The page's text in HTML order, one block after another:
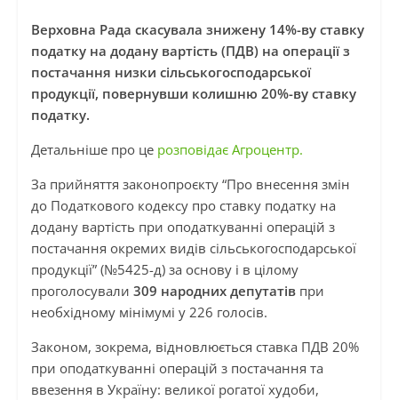
Верховна Рада скасувала знижену 14%-ву ставку
податку на додану вартість (ПДВ) на операції з
постачання низки сільськогосподарської
продукції, повернувши колишню 20%-ву ставку
податку.
Детальніше про це розповідає Агроцентр.
За прийняття законопроєкту “Про внесення змін
до Податкового кодексу про ставку податку на
додану вартість при оподаткуванні операцій з
постачання окремих видів сільськогосподарської
продукції” (№5425-д) за основу і в цілому
проголосували 309 народних депутатівпри
необхідному мінімумі у 226 голосів.
Законом, зокрема, відновлюється ставка ПДВ 20%
при оподаткуванні операцій з постачання та
ввезення в Україну: великої рогатої худоби,